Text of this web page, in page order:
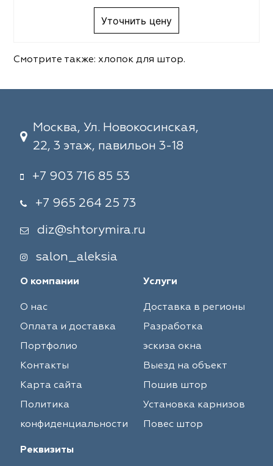
Уточнить цену
Смотрите также:хлопок для штор.
Москва, Ул. Новокосинская,
22, 3 этаж, павильон 3-18
+7 903 716 85 53
+7 965 264 25 73
diz@shtorymira.ru
salon_aleksia
О компании
О нас
Оплата и доставка
Портфолио
Контакты
Карта сайта
Политика
конфиденциальности
Услуги
Доставка в регионы
Разработка
эскиза окна
Выезд на объект
Пошив штор
Установка карнизов
Повес штор
Реквизиты